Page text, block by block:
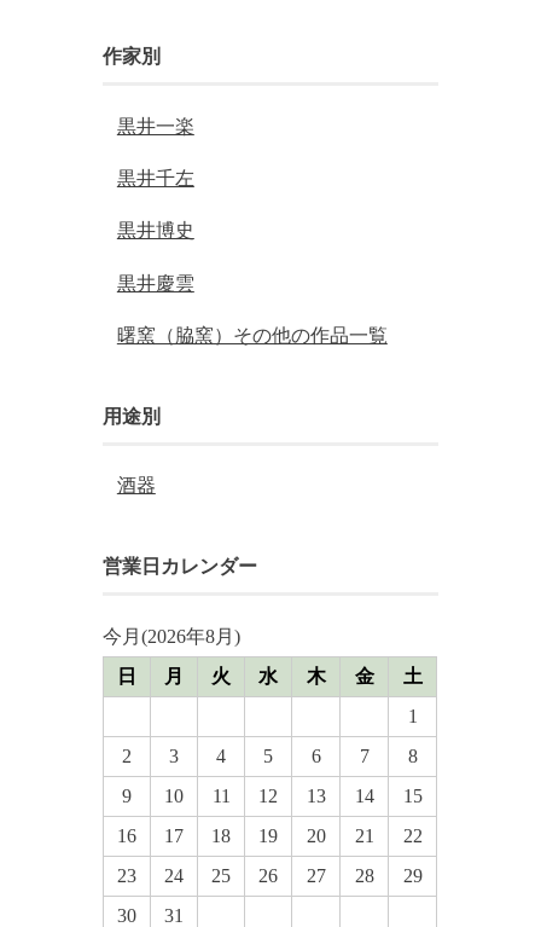
作家別
黒井一楽
黒井千左
黒井博史
黒井慶雲
曙窯（脇窯）その他の作品一覧
用途別
酒器
営業日カレンダー
今月(2026年8月)
日
月 火 水 木 金
土
1
2
3 4 5 6 7
8
9
10 11 12 13 14
15
16
17 18 19 20 21
22
23
24 25 26 27 28
29
30
31